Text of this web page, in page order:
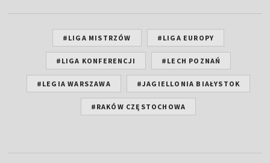
#LIGA MISTRZÓW #LIGA EUROPY
#LIGA KONFERENCJI #LECH POZNAŃ
#LEGIA WARSZAWA #JAGIELLONIA BIAŁYSTOK
#RAKÓW CZĘSTOCHOWA